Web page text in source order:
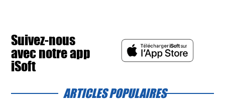
Suivez-nous
avec notre app
iSoft
ARTICLES POPULAIRES